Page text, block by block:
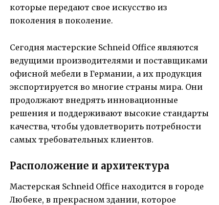
которые передают свое искусство из
поколения в поколение.
Сегодня мастерские Schneid Office являются
ведущими производителями и поставщиками
офисной мебели в Германии, а их продукция
экспортируется во многие страны мира. Они
продолжают внедрять инновационные
решения и поддерживают высокие стандарты
качества, чтобы удовлетворить потребности
самых требовательных клиентов.
Расположение и архитектура
Мастерская Schneid Office находится в городе
Любеке, в прекрасном здании, которое